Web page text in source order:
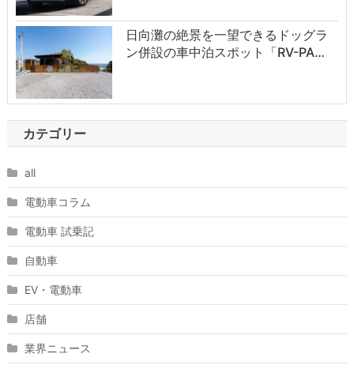
日向灘の絶景を一望できるドッグラ
ン併設の車中泊スポット「RV-PA…
カテゴリー
all
電動車コラム
電動車 試乗記
自動車
EV・電動車
店舗
業界ニュース